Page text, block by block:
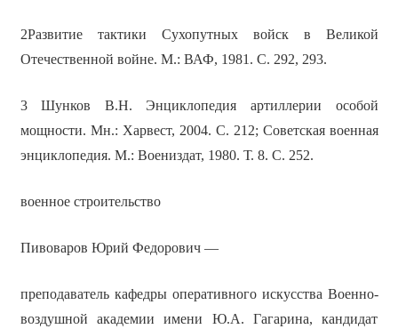
2Развитие тактики Сухопутных войск в Великой
Отечественной войне. М.: ВАФ, 1981. С. 292, 293.
3 Шунков В.Н. Энциклопедия артиллерии особой
мощности. Мн.: Харвест, 2004. С. 212; Советская военная
энциклопедия. М.: Воениздат, 1980. Т. 8. С. 252.
военное строительство
Пивоваров Юрий Федорович —
преподаватель кафедры оперативного искусства Военно-
воздушной академии имени Ю.А. Гагарина, кандидат